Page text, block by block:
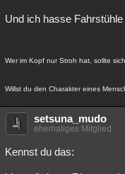
Und ich hasse Fahrstühle
Wer im Kopf nur Stroh hat, sollte
Willst du den Charakter eines
setsuna_mudo
ehemaliges Mitglied
Kennst du das: